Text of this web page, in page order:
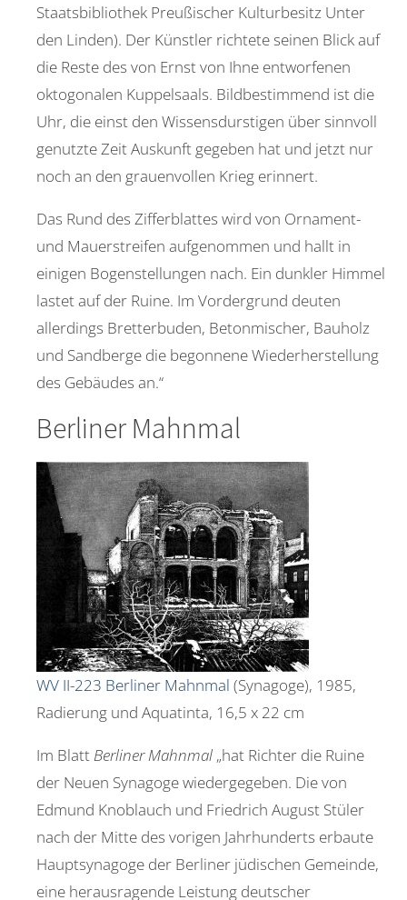
Staatsbibliothek Preußischer Kulturbesitz Unter
den Linden). Der Künstler richtete seinen Blick auf
die Reste des von Ernst von Ihne entworfenen
oktogonalen Kuppelsaals. Bildbestimmend ist die
Uhr, die einst den Wissensdurstigen über sinnvoll
genutzte Zeit Auskunft gegeben hat und jetzt nur
noch an den grauenvollen Krieg erinnert.
Das Rund des Zifferblattes wird von Ornament-
und Mauerstreifen aufgenommen und hallt in
einigen Bogenstellungen nach. Ein dunkler Himmel
lastet auf der Ruine. Im Vordergrund deuten
allerdings Bretterbuden, Betonmischer, Bauholz
und Sandberge die begonnene Wiederherstellung
des Gebäudes an.“
Berliner Mahnmal
WV II-223 Berliner Mahnmal (Synagoge), 1985,
Radierung und Aquatinta, 16,5 x 22 cm
Im Blatt Berliner Mahnmal „hat Richter die Ruine
der Neuen Synagoge wiedergegeben. Die von
Edmund Knoblauch und Friedrich August Stüler
nach der Mitte des vorigen Jahrhunderts erbaute
Hauptsynagoge der Berliner jüdischen Gemeinde,
eine herausragende Leistung deutscher